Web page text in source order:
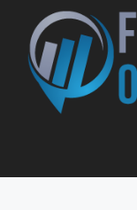
Inhalt
springen